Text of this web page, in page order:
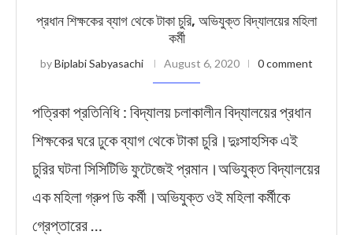
প্রধান শিক্ষকের ব্যাগ থেকে টাকা চুরি, অভিযুক্ত বিদ্যালয়ের মহিলা
কর্মী
byBiplabi Sabyasachi August 6, 2020 0 comment
পত্রিকা প্রতিনিধি : বিদ্যালয় চলাকালীন বিদ্যালয়ের প্রধান
শিক্ষকের ঘরে ঢুকে ব্যাগ থেকে টাকা চুরি।দুঃসাহসিক এই
চুরির ঘটনা সিসিটিভি ফুটেজেই প্রমান।অভিযুক্ত বিদ্যালয়ের
এক মহিলা গ্রুপ ডি কর্মী।অভিযুক্ত ওই মহিলা কর্মীকে
গ্রেপ্তারের …